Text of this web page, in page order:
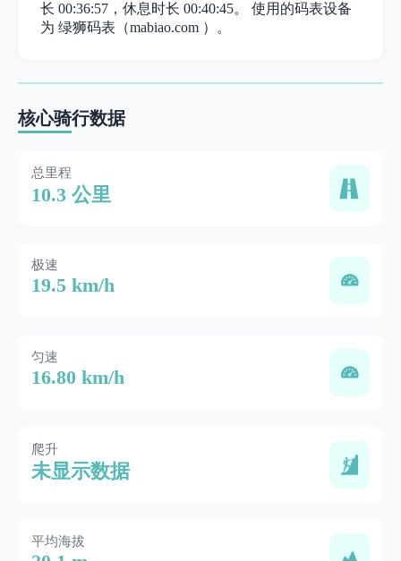
长 00:36:57，休息时长 00:40:45。 使用的码表设备
为 绿狮码表（mabiao.com ）。
核心骑行数据
总里程
10.3 公里
极速
19.5 km/h
匀速
16.80 km/h
爬升
未显示数据
平均海拔